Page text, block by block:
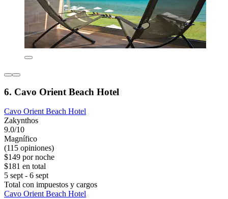
6. Cavo Orient Beach Hotel
Cavo Orient Beach Hotel
Zakynthos
9.0/10
Magnífico
(115 opiniones)
$149 por noche
$181 en total
5 sept - 6 sept
Total con impuestos y cargos
Cavo Orient Beach Hotel